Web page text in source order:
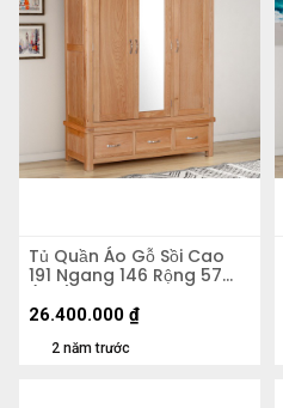
Tủ Quần Áo Gỗ Sồi Cao
191 Ngang 146 Rộng 57
(cm)
2 năm trước
26.400.000 ₫